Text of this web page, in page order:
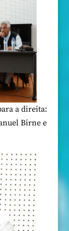
a direita:
Birne e